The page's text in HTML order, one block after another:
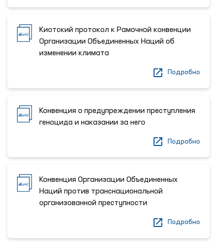
Киотский протокол к Рамочной конвенции
Организации Объединенных Наций об
изменении климата
Подробно
Конвенция о предупреждении преступления
геноцида и наказании за него
Подробно
Конвенция Организации Объединенных
Наций против транснациональной
организованной преступности
Подробно